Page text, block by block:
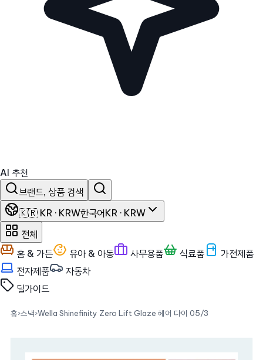
AI 추천
브랜드, 상품 검색
🇰🇷 KR · KRW한국어KR · KRW
전체
홈 & 가든
유아 & 아동 사무용품 식료품
가전제품
전자제품
자동차
딜가이드
홈›스낵›Wella Shinefinity Zero Lift Glaze 헤어 다이 05/3